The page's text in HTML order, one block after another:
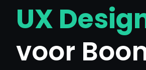
UX
voor